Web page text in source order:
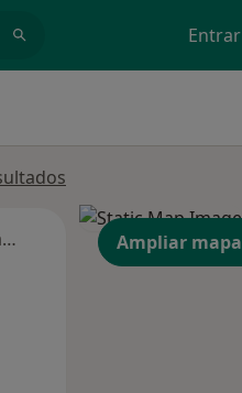
Entrar
Segunda-feira Qua
Ampliar mapa